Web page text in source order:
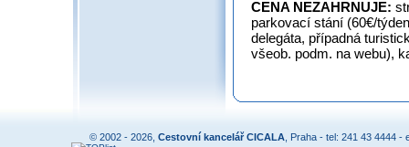
CENA NEZAHRNUJE:
parkovací stání (60€/
delegáta, případná
všeob. podm. na webu),
© 2002 - 2026, Cestovní kancelář CICALA , Praha - tel: 241 43 4444 -